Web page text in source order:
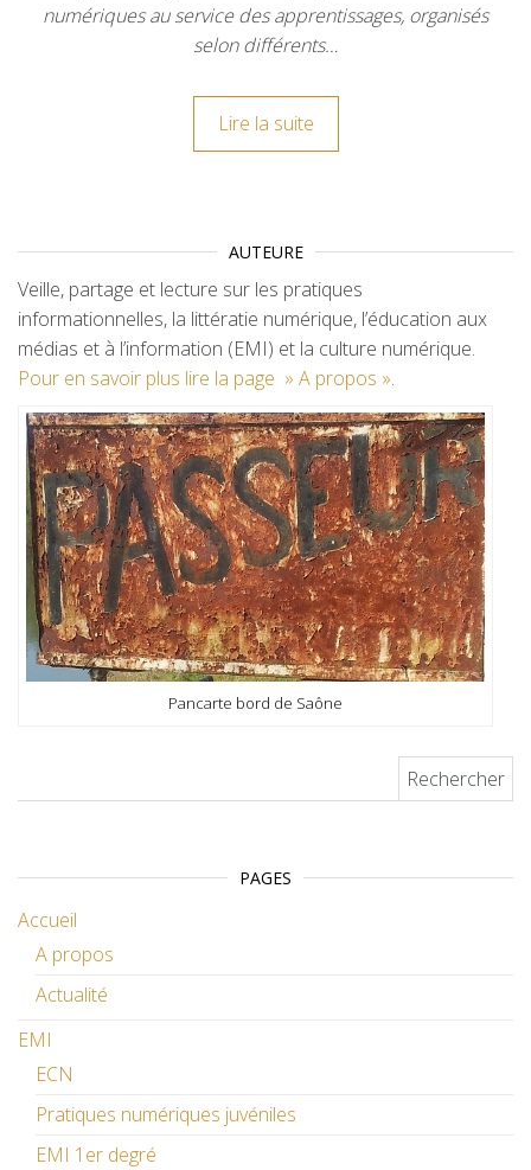
numériques au service des apprentissages, organisés
selon différents…
Lire la suite
AUTEURE
Veille, partage et lecture sur les pratiques
informationnelles, la littératie numérique, l’éducation aux
médias et à l’information (EMI) et la culture numérique.
Pour en savoir plus lire la page » A propos ».
Pancarte bord de Saône
PAGES
Accueil
A propos
Actualité
EMI
ECN
Pratiques numériques juvéniles
EMI 1er degré